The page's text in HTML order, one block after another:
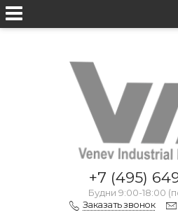
+7 (495)
Будни 9:00-18:00
Заказать звонок